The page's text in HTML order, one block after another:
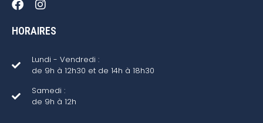
HORAIRES
Lundi - Vendredi :
de 9h à 12h30 et de 14h à 18h30
Samedi :
de 9h à 12h